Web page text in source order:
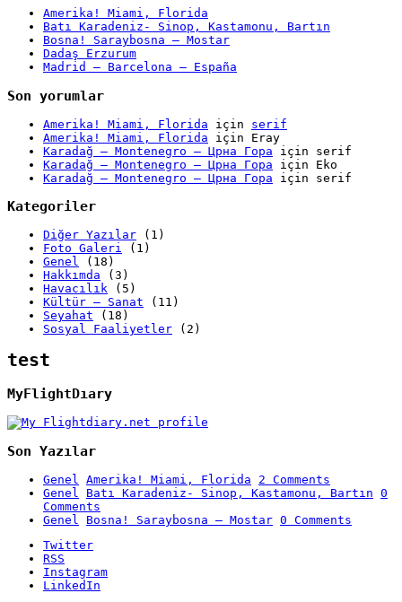
Amerika! Miami, Florida
Batı Karadeniz- Sinop, Kastamonu, Bartın
Bosna! Saraybosna – Mostar
Dadaş Erzurum
Madrid – Barcelona – España
Son yorumlar
Amerika! Miami, Florida için serif
Amerika! Miami, Florida için Eray
Karadağ – Montenegro – Црна Гора için serif
Karadağ – Montenegro – Црна Гора için Eko
Karadağ – Montenegro – Црна Гора için serif
Kategoriler
Diğer Yazılar (1)
Foto Galeri (1)
Genel (18)
Hakkımda (3)
Havacılık (5)
Kültür – Sanat (11)
Seyahat (18)
Sosyal Faaliyetler (2)
test
MyFlightDıary
Son Yazılar
Genel Amerika! Miami, Florida
2 Comments
Genel
Batı Karadeniz- Sinop, Kastamonu, Bartın 0
Comments
Genel
Bosna! Saraybosna – Mostar 0 Comments
Twitter
RSS
Instagram
LinkedIn